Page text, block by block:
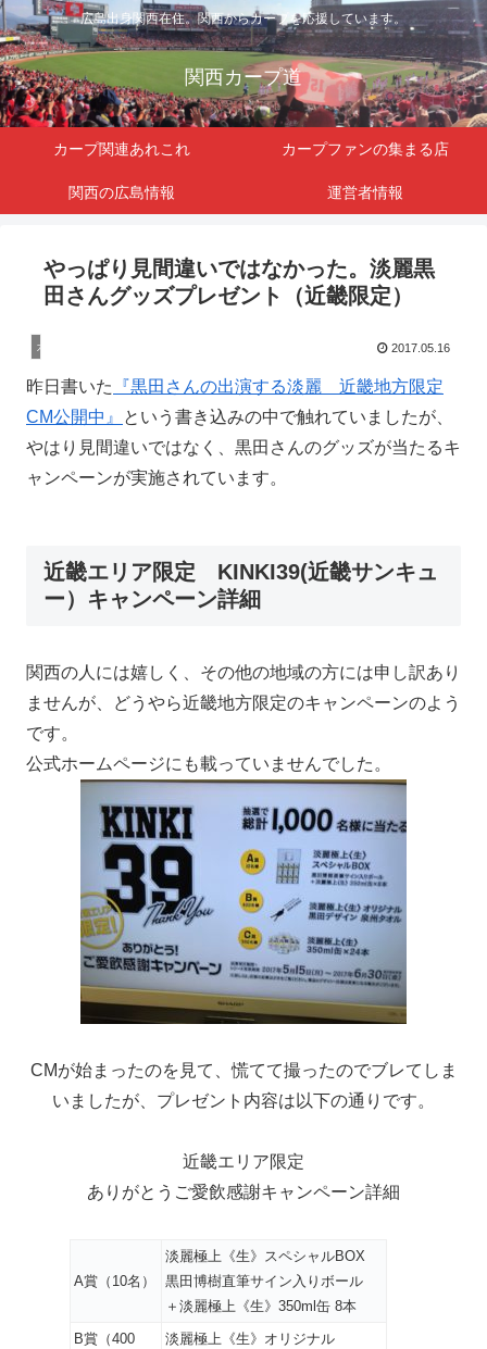
広島出身関西在住。関西からカープを応援しています。
関西カープ道
カープ関連あれこれ カープファンの集まる店
関西の広島情報 運営者情報
やっぱり見間違いではなかった。淡麗黒
田さんグッズプレゼント（近畿限定）
カープ関連 2017.05.16
昨日書いた
『黒田さんの出演する淡麗 近畿地方限定
CM公開中』
という書き込みの中で触れていましたが、
やはり見間違いではなく、黒田さんのグッズが当たるキ
ャンペーンが実施されています。
近畿エリア限定 KINKI39(近畿サンキュ
ー）キャンペーン詳細
関西の人には嬉しく、その他の地域の方には申し訳あり
ませんが、どうやら近畿地方限定のキャンペーンのよう
です。
公式ホームページにも載っていませんでした。
CMが始まったのを見て、慌てて撮ったのでブレてしま
いましたが、プレゼント内容は以下の通りです。
近畿エリア限定
ありがとうご愛飲感謝キャンペーン詳細
A賞（10名）
淡麗極上《生》スペシャルBOX
黒田博樹直筆サイン入りボール
＋淡麗極上《生》350ml缶 8本
B賞（400
淡麗極上《生》オリジナル